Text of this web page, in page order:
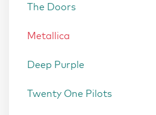
The Doors
Metallica
Deep Purple
Twenty One Pilots